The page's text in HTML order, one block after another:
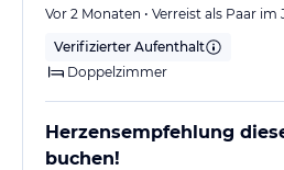
Vor 2 Monaten • Verreist als Paar im
Verifizierter Aufenthalt
Doppelzimmer
Herzensempfehlung
buchen!